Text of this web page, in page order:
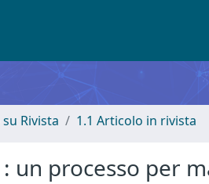
Rivista 1.1 Articolo in rivista
un processo per